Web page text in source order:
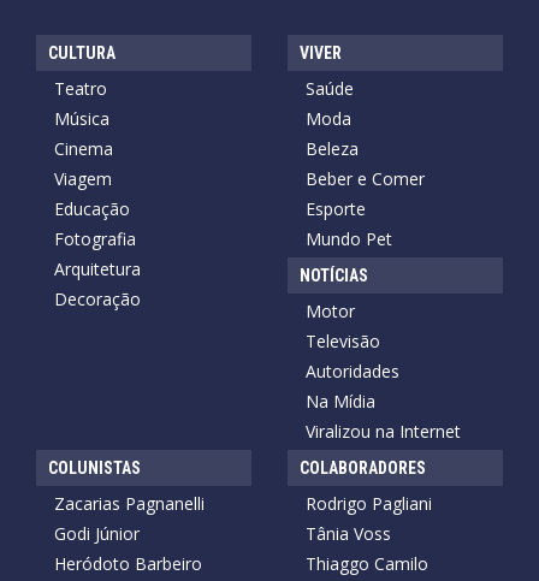
CULTURA
Teatro
Música
Cinema
Viagem
Educação
Fotografia
Arquitetura
Decoração
VIVER
Saúde
Moda
Beleza
Beber e Comer
Esporte
Mundo Pet
NOTÍCIAS
Motor
Televisão
Autoridades
Na Mídia
Viralizou na Internet
COLUNISTAS
Zacarias Pagnanelli
Godi Júnior
Heródoto Barbeiro
COLABORADORES
Rodrigo Pagliani
Tânia Voss
Thiaggo Camilo